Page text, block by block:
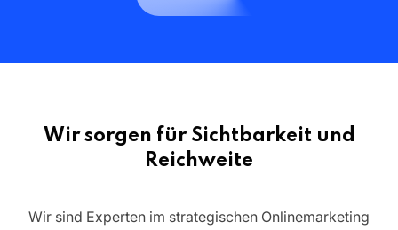
Wir sorgen für Sichtbarkeit und
Reichweite
Wir sind Experten im strategischen Onlinemarketing